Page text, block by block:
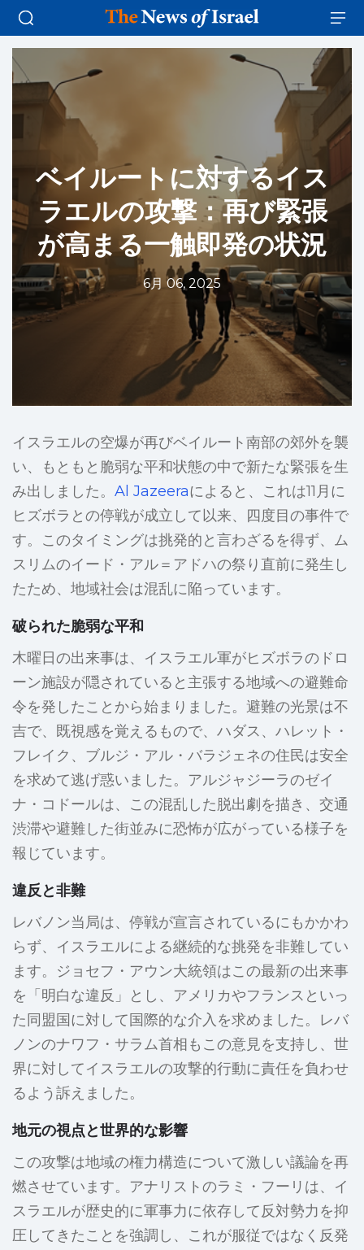
ベイルートに対するイス
ラエルの攻撃：再び緊張
が高まる一触即発の状況
6月 06, 2025
イスラエルの空爆が再びベイルート南部の郊外を襲
い、もともと脆弱な平和状態の中で新たな緊張を生
み出しました。 Al Jazeeraによると、これは11月に
ヒズボラとの停戦が成立して以来、四度目の事件で
す。このタイミングは挑発的と言わざるを得ず、ム
スリムのイード・アル＝アドハの祭り直前に発生し
たため、地域社会は混乱に陥っています。
破られた脆弱な平和
木曜日の出来事は、イスラエル軍がヒズボラのドロ
ーン施設が隠されていると主張する地域への避難命
令を発したことから始まりました。避難の光景は不
吉で、既視感を覚えるもので、ハダス、ハレット・
フレイク、ブルジ・アル・バラジェネの住民は安全
を求めて逃げ惑いました。アルジャジーラのゼイ
ナ・コドールは、この混乱した脱出劇を描き、交通
渋滞や避難した街並みに恐怖が広がっている様子を
報じています。
違反と非難
レバノン当局は、停戦が宣言されているにもかかわ
らず、イスラエルによる継続的な挑発を非難してい
ます。ジョセフ・アウン大統領はこの最新の出来事
を「明白な違反」とし、アメリカやフランスといっ
た同盟国に対して国際的な介入を求めました。レバ
ノンのナワフ・サラム首相もこの意見を支持し、世
界に対してイスラエルの攻撃的行動に責任を負わせ
るよう訴えました。
地元の視点と世界的な影響
この攻撃は地域の権力構造について激しい議論を再
燃させています。アナリストのラミ・フーリは、イ
スラエルが歴史的に軍事力に依存して反対勢力を抑
圧してきたことを強調し、これが服従ではなく反発